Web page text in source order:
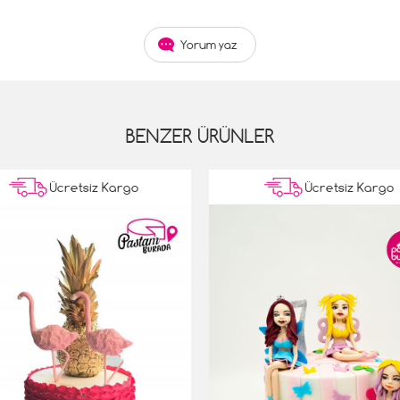
Yorum yaz
BENZER ÜRÜNLER
Ücretsiz Kargo Ücretsiz Kargo